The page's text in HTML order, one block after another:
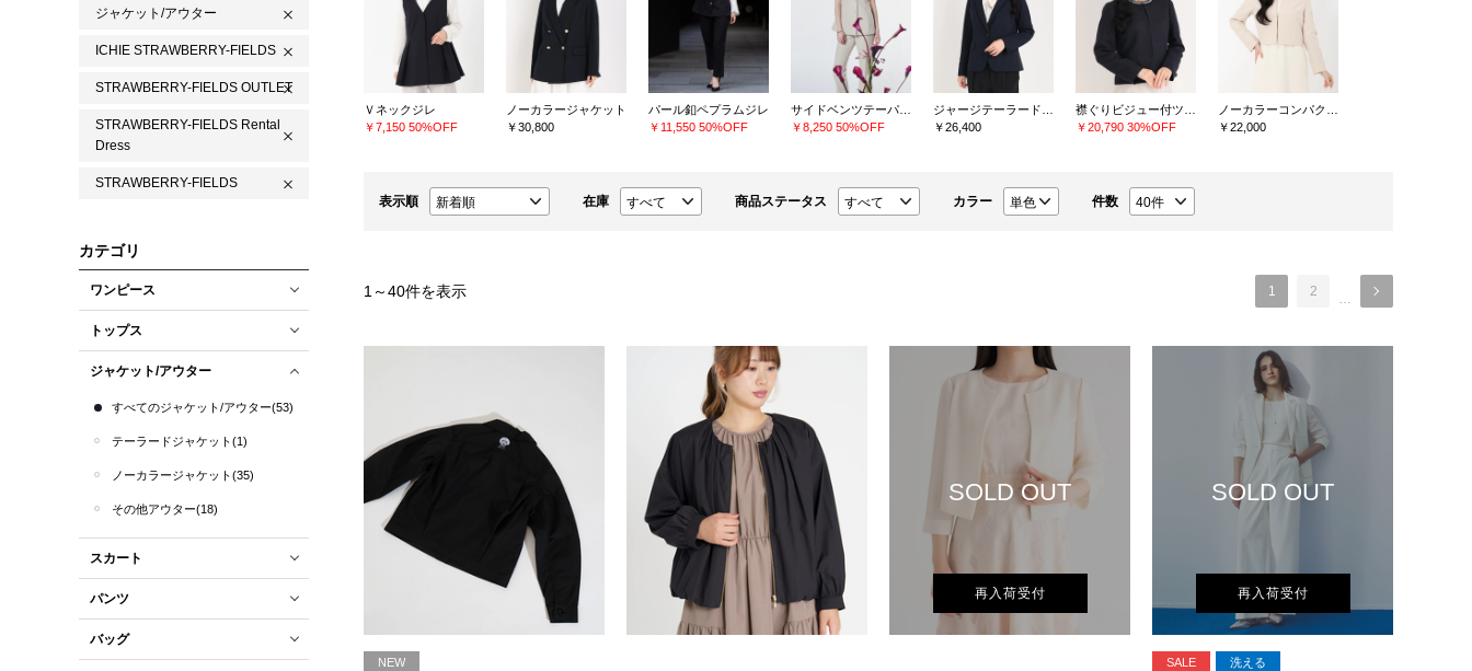
ジャケット/アウター
ICHIE STRAWBERRY-FIELDS
STRAWBERRY-FIELDS OUTLET
STRAWBERRY-FIELDS Rental
Dress
STRAWBERRY-FIELDS
カテゴリ
ワンピース
トップス
ジャケット/アウター
すべてのジャケット/アウター(53)
テーラードジャケット(1)
ノーカラージャケット(35)
その他アウター(18)
スカート
パンツ
バッグ
Ｖネックジレ
￥7,150 50%OFF
ノーカラージャケット
￥30,800
パール釦ペプラムジレ
￥11,550 50%OFF
￥8,250 50%OFF
￥26,400
￥20,790 30%OFF
￥22,000
表示順 在庫 商品ステータス カラー 件数
1 ～40件を表示 1 2 …
NEW
SOLD OUT
再入荷受付
SOLD OUT
再入荷受付
SALE 洗える